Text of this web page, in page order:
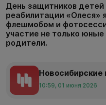
День защитников
реабилитации «Олеся»
флешмобом и
участие не только юные
родители.
Новосибирские
10:59, 01 июня 2026